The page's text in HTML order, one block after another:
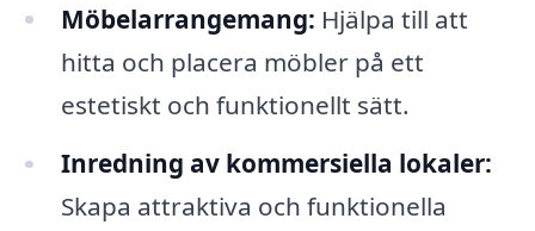
Möbelarrangemang: Hjälpa till att
hitta och placera möbler på ett
estetiskt och funktionellt sätt.
Inredning av kommersiella lokaler:
Skapa attraktiva och funktionella